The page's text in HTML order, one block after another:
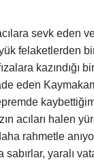
sevk eden
felaketlerden
kazındığı
eden
acıları halen
rahmetle
sabırlar, yaralı